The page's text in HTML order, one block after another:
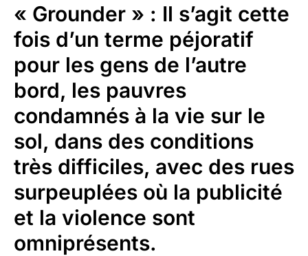
« Grounder » : Il s’agit cette
fois d’un terme péjoratif
pour les gens de l’autre
bord, les pauvres
condamnés à la vie sur le
sol, dans des conditions
très difficiles, avec des rues
surpeuplées où la publicité
et la violence sont
omniprésents.